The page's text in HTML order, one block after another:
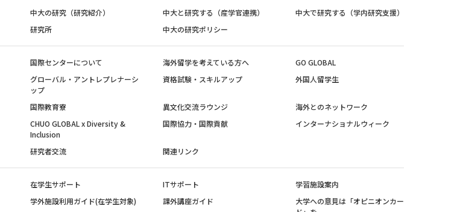
中大の研究（研究紹介） 中大と研究する（産学官連携）
中大で研究する（学内研究支援）
研究所
中大の研究ポリシー
国際センターについて 海外留学を考えている方へ
GO GLOBAL
グローバル・アントレプレナーシ
ップ
資格試験・スキルアップ 外国人留学生
国際教育寮 異文化交流ラウンジ
海外とのネットワーク
CHUO GLOBAL x Diversity &
Inclusion
国際協力・国際貢献 インターナショナルウィーク
研究者交流 関連リンク
在学生サポート ITサポート
学習施設案内
学外施設利用ガイド(在学生対象)
課外講座ガイド
大学への意見は「オピニオンカー